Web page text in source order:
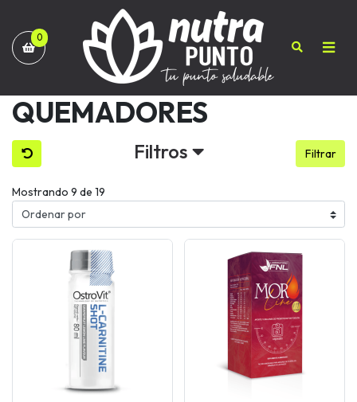
0
QUEMADORES
Filtros Filtrar
Mostrando 9 de 19